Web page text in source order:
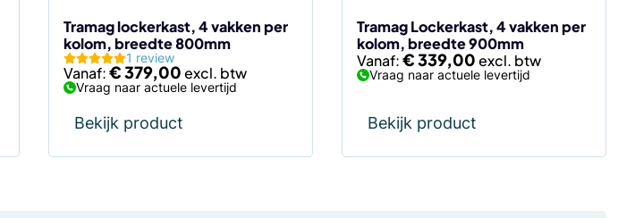
Tramag lockerkast, 4 vakken per
kolom, breedte 800mm
1 review
Vanaf:€379,00
Vraag naar actuele levertijd
Bekijk product
de
productpagina
Tramag Lockerkast, 4 vakken per
kolom, breedte 900mm
Vanaf:€339,00
Vraag naar actuele levertijd
Bekijk product
de
productpagina